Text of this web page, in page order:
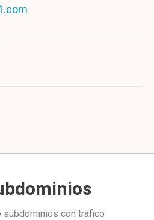
subdominios con tráfico